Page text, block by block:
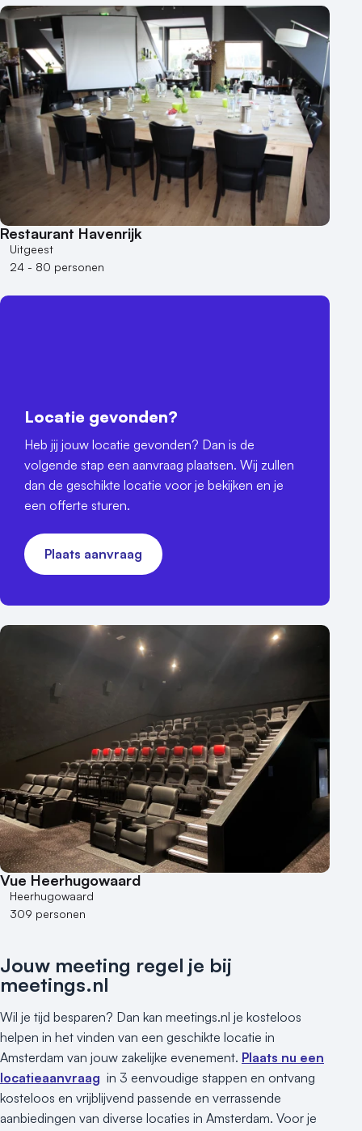
Restaurant Havenrijk
Uitgeest
24 - 80 personen
Locatie gevonden?
Heb jij jouw locatie gevonden? Dan is de
volgende stap een aanvraag plaatsen. Wij zullen
dan de geschikte locatie voor je bekijken en je
een offerte sturen.
Plaats aanvraag
Vue Heerhugowaard
Heerhugowaard
309 personen
Jouw meeting regel je bij
meetings.nl
Wil je tijd besparen? Dan kan meetings.nl je kosteloos
helpen in het vinden van een geschikte locatie in
Amsterdam van jouw zakelijke evenement. Plaats nu een
locatieaanvraag in 3 eenvoudige stappen en ontvang
kosteloos en vrijblijvend passende en verrassende
aanbiedingen van diverse locaties in Amsterdam. Voor je